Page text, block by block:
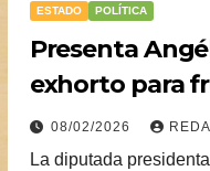
ESTADO POLÍTICA
Presenta
exhorto para
abusivos en
boletos para
08/02/2026
La diputada